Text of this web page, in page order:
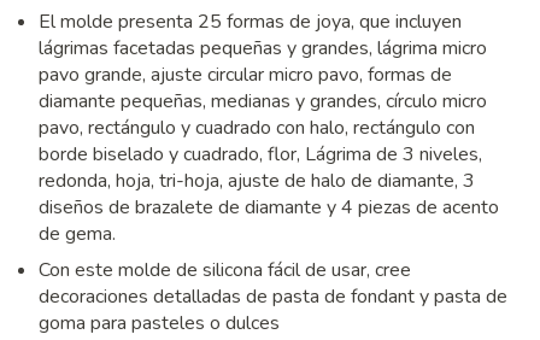
El molde presenta 25 formas de joya, que incluyen
lágrimas facetadas pequeñas y grandes, lágrima micro
pavo grande, ajuste circular micro pavo, formas de
diamante pequeñas, medianas y grandes, círculo micro
pavo, rectángulo y cuadrado con halo, rectángulo con
borde biselado y cuadrado, flor, Lágrima de 3 niveles,
redonda, hoja, tri-hoja, ajuste de halo de diamante, 3
diseños de brazalete de diamante y 4 piezas de acento
de gema.
Con este molde de silicona fácil de usar, cree
decoraciones detalladas de pasta de fondant y pasta de
goma para pasteles o dulces